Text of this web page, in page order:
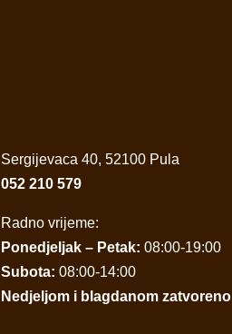
Sergijevaca 40, 52100 Pula
052 210 579
Radno vrijeme:
Ponedjeljak – Petak: 08:00-19:00
Subota: 08:00-14:00
Nedjeljom i blagdanom zatvoreno